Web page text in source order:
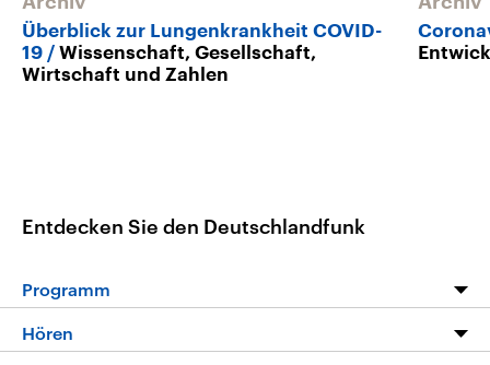
Überblick zur Lungenkrankheit COVID-
19
Wissenschaft, Gesellschaft,
Wirtschaft und Zahlen
Entdecken Sie den Deutschlandfunk
Programm
Programm
Hören